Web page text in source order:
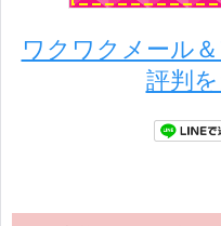
ワクワクメール
評判を